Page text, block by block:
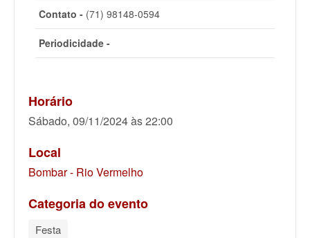
Contato - (71) 98148-0594
Periodicidade -
Horário
Sábado, 09/11/2024 às 22:00
Local
Bombar - Rio Vermelho
Categoria do evento
Festa